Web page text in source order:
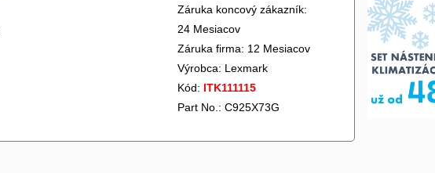
Záruka koncový zákazník:
24 Mesiacov
Záruka firma: 12 Mesiacov
Výrobca: Lexmark
Kód: ITK111115
Part No.: C925X73G